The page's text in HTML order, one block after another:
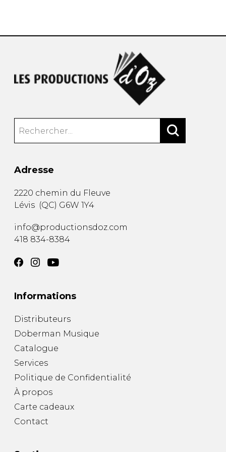
Adresse
2220 chemin du Fleuve
Lévis (QC) G6W 1Y4
info@productionsdoz.com
418 834-8384
Informations
Distributeurs
Doberman Musique
Catalogue
Services
Politique de Confidentialité
À propos
Carte cadeaux
Contact